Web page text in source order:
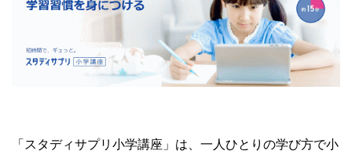
「スタディサプリ小学講座」は、一人ひとりの学び方で小